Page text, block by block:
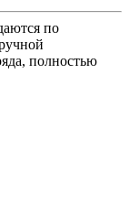
по
полностью